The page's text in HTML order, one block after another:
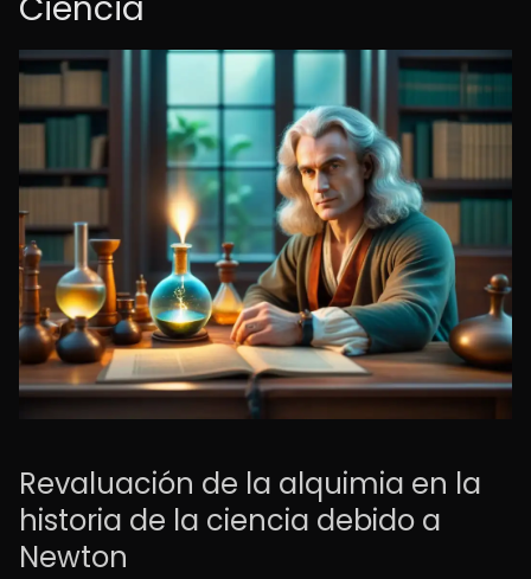
Revaluación de la alquimia en la
historia de la ciencia debido a
Newton